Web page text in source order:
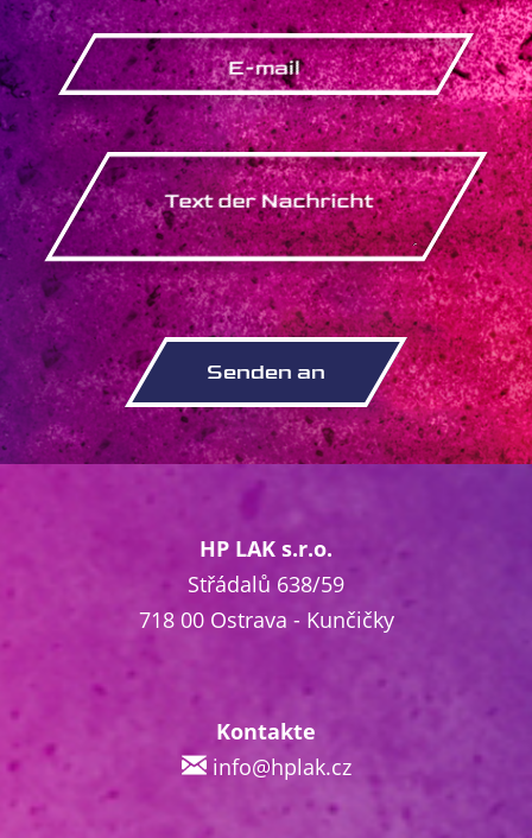
HP LAK s.r.o.
Střádalů 638/59
718 00 Ostrava - Kunčičky
Kontakte
info@hplak.cz